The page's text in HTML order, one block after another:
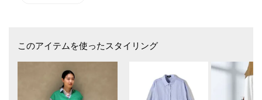
肌離れの良い素材感で、盛夏でも涼しく着ていただけます。
アセテート繊維を採用した、サスティナブルな商品と言えます。
■お問い合わせ品番：316-62-0216
このアイテムを使ったスタイリング